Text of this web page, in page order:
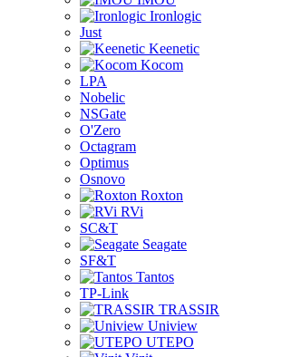
Ironlogic
Just
Keenetic
Kocom
LPA
Nobelic
NSGate
O'Zero
Octagram
Optimus
Osnovo
Roxton
RVi
SC&T
Seagate
SF&T
Tantos
TP-Link
TRASSIR
Uniview
UTEPO